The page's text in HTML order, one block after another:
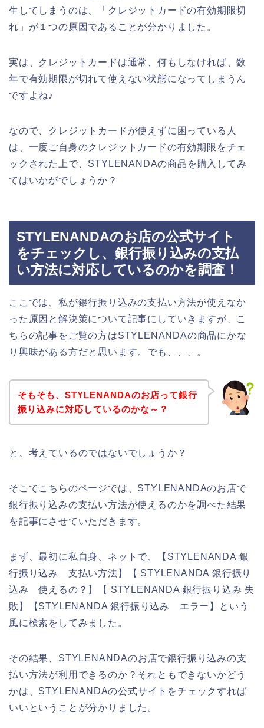
生してしまうのは、「クレジットカードの有効期限切
れ」が１つの原因であることが分かりました。
実は、クレジットカードは通常、何もしなければ、数
年で有効期限が切れて使えない状態になってしまうん
ですよね♪
なので、クレジットカードが使えずに困っている人
は、一度ご自身のクレジットカードの有効期限をチェ
ックされた上で、STYLENANDAの商品を購入してみ
てはいかがでしょうか？
STYLENANDAのお店の公式サイト
をチェックし、銀行振り込みの支払
い方法に対応しているのかを調査！
ここでは、私が銀行振り込みの支払い方法が使えなか
った原因と解決策について記事にしていきますが、こ
ちらの記事をご覧の方はSTYLENANDAの商品にかな
り興味がある方だと思います。でも、、、。
そもそも、STYLENANDAのお店って銀行
振り込みに対応しているのかな～？
と、考えているのではないでしょうか？
そこでこちらのページでは、STYLENANDAのお店で
銀行振り込みの支払い方法が使えるのかを調べた結果
を記事にさせていただきます。
まず、最初に私自身、ネットで、【STYLENANDA 銀
行振り込み 支払い方法】【 STYLENANDA 銀行振り
込み 使えるの？】【 STYLENANDA 銀行振り込み 失
敗】【STYLENANDA 銀行振り込み エラー】という
風に検索をしてみました。
その結果、STYLENANDAのお店で銀行振り込みの支
払い方法が利用できるのか？それともできないかどう
かは、STYLENANDAの公式サイトをチェックすれば
いいということが分かりました。